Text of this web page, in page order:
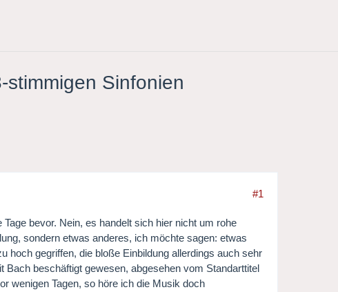
Sinfonien
#1
bevor. Nein, es handelt sich hier nicht um rohe
sondern etwas anderes, ich möchte sagen: etwas
hoch gegriffen, die bloße Einbildung allerdings auch sehr
beschäftigt gewesen, abgesehen vom Standarttitel
wenigen Tagen, so höre ich die Musik doch